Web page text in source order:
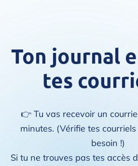
Ton journal
tes
👉 Tu vas recevoir un
minutes. (Vérifie tes
besoin !)
Si tu ne trouves pas tes accès